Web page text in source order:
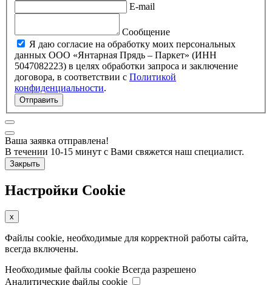
E-mail
Сообщение
Я даю согласие на обработку моих персональных
данных ООО «Янтарная Прядь – Паркет» (ИНН
5047082223) в целях обработки запроса и заключение
договора, в соответствии с Политикой
конфиденциальности.
Отправить
Ваша заявка отправлена!
В течении 10-15 минут с Вами свяжется наш специалист.
Закрыть
Настройки Cookie
x
Файлы cookie, необходимые для корректной работы сайта,
всегда включены.
Необходимые файлы cookie Всегда разрешено
Аналитические файлы cookie